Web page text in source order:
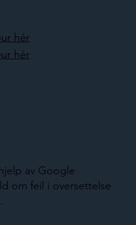
av Google
om feil i oversettelse
hér
hér